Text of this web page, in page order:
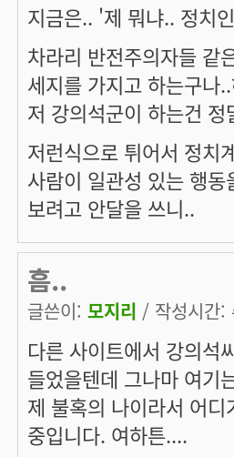
지금은.. '제 뭐냐.. 정치
차라리 반전주의자들 같
세지를 가지고 하는구나
저 강의석군이 하는건
저런식으로 튀어서 정치
사람이 일관성 있는 행
보려고 안달을 쓰니..
흠..
글쓴이: 모지리 / 작성시간
다른 사이트에서 강의석
들었을텐데 그나마 여기
제 불혹의 나이라서 어
중입니다. 여하튼....